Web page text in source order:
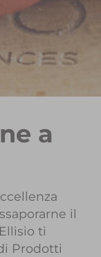
a
il
ti
Prodotti